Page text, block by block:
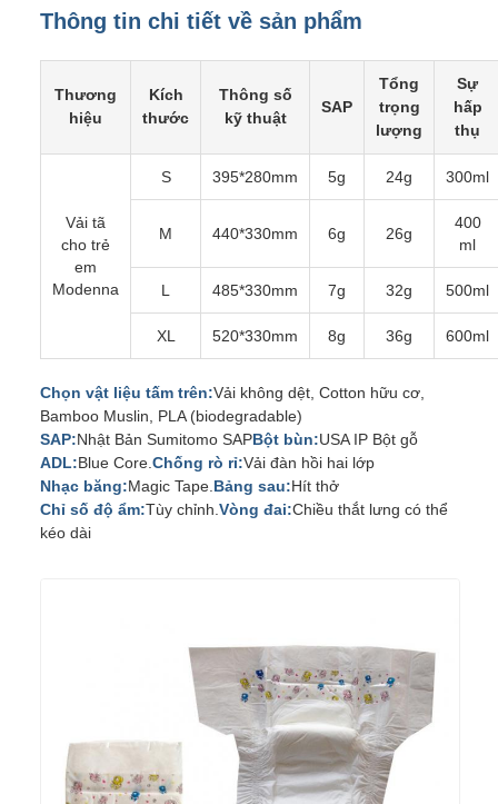
Thông tin chi tiết về sản phẩm
Thương
hiệu
Kích
thước
Thông số
kỹ thuật
SAP
Tổng
trọng
lượng
Sự
hấp
thụ
Vải tã
cho trẻ
em
Modenna
S 395*280mm 5g 24g 300ml
M 440*330mm 6g 26g
400
ml
L 485*330mm 7g 32g 500ml
XL 520*330mm 8g 36g 600ml
Chọn vật liệu tấm trên:Vải không dệt, Cotton hữu cơ,
Bamboo Muslin, PLA (biodegradable)
SAP:Nhật Bản Sumitomo SAPBột bùn:USA IP Bột gỗ
ADL:Blue Core.Chống rò rỉ:Vải đàn hồi hai lớp
Nhạc băng:Magic Tape.Bảng sau:Hít thở
Chỉ số độ ẩm:Tùy chỉnh.Vòng đai:Chiều thắt lưng có thể
kéo dài